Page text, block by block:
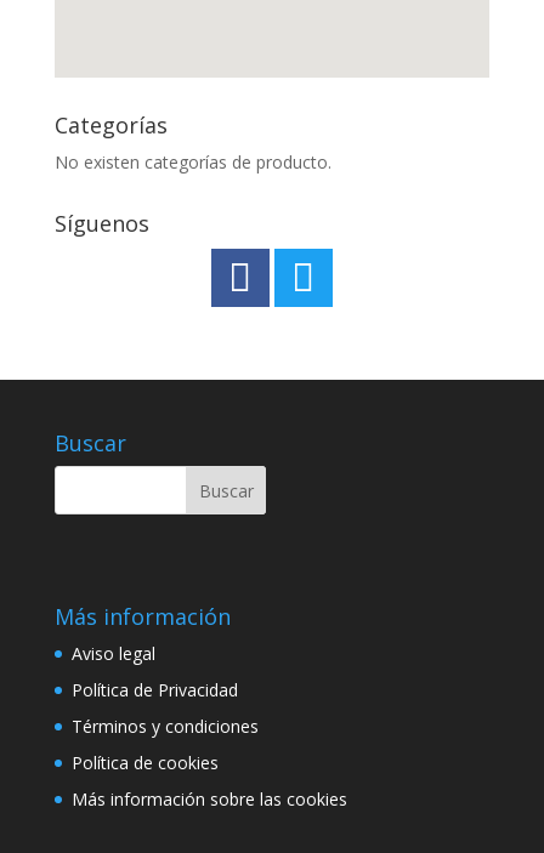
Categorías
No existen categorías de producto.
Síguenos
Buscar
Más información
Aviso legal
Política de Privacidad
Términos y condiciones
Política de cookies
Más información sobre las cookies